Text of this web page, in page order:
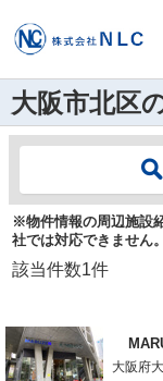
大阪市北区
※物件情報の周辺施設
社では対応できません。
該当件数1件
大阪府